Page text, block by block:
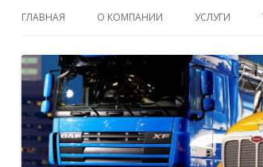
ГЛАВНАЯ О КОМПАНИИ УСЛУГИ